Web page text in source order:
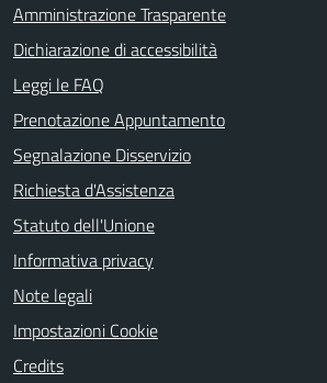
Amministrazione Trasparente
Dichiarazione di accessibilità
Leggi le FAQ
Prenotazione Appuntamento
Segnalazione Disservizio
Richiesta d'Assistenza
Statuto dell'Unione
Informativa privacy
Note legali
Impostazioni Cookie
Credits